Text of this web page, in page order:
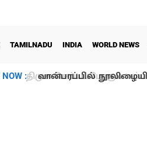
TAMILNADU INDIA WORLD NEWS
: வான்பரப்பில்